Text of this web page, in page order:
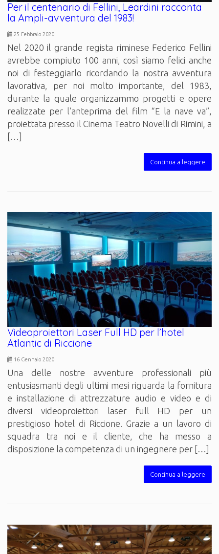
Per il centenario di Fellini, Leardini racconta
la Ampli-avventura del 1983!
25 Febbraio 2020
Nel 2020 il grande regista riminese Federico Fellini
avrebbe compiuto 100 anni, così siamo felici anche
noi di festeggiarlo ricordando la nostra avventura
lavorativa, per noi molto importante, del 1983,
durante la quale organizzammo progetti e opere
realizzate per l’anteprima del film “E la nave va”,
proiettata presso il Cinema Teatro Novelli di Rimini, a
[…]
Continua a leggere
Videoproiettori Laser Full HD per l’hotel
Atlantic di Riccione
16 Gennaio 2020
Una delle nostre avventure professionali più
entusiasmanti degli ultimi mesi riguarda la fornitura
e installazione di attrezzature audio e video e di
diversi videoproiettori laser full HD per un
prestigioso hotel di Riccione. Grazie a un lavoro di
squadra tra noi e il cliente, che ha messo a
disposizione la competenza di un ingegnere per […]
Continua a leggere